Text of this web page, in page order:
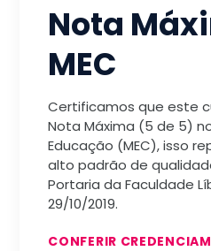
Nota
MEC
Certificamos que este
Nota Máxima (5 de 5)
Educação (MEC), isso
alto padrão de
Portaria da Faculdade
29/10/2019.
CONFERIR